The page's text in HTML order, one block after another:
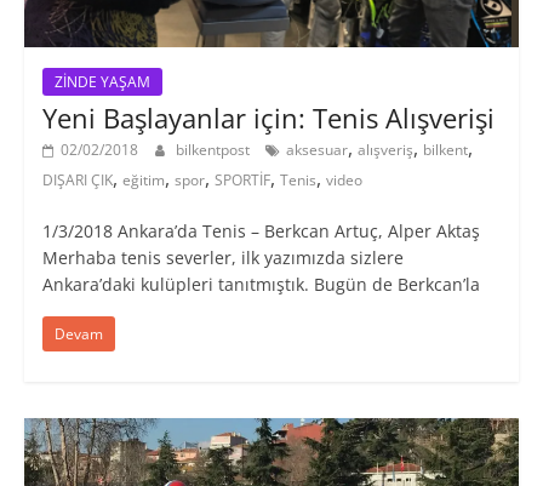
ZİNDE YAŞAM
Yeni Başlayanlar için: Tenis Alışverişi
02/02/2018 bilkentpost aksesuar, alışveriş, bilkent,
DIŞARI ÇIK, eğitim, spor, SPORTİF, Tenis, video
1/3/2018 Ankara’da Tenis – Berkcan Artuç, Alper Aktaş
Merhaba tenis severler, ilk yazımızda sizlere
Ankara’daki kulüpleri tanıtmıştık. Bugün de Berkcan’la
Devam